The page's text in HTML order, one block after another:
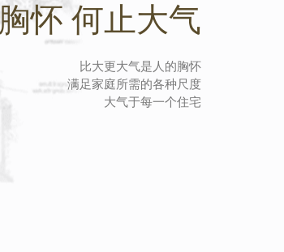
胸怀 何止大气
比大更大气是人的胸怀
满足家庭所需的各种尺度
大气于每一个住宅